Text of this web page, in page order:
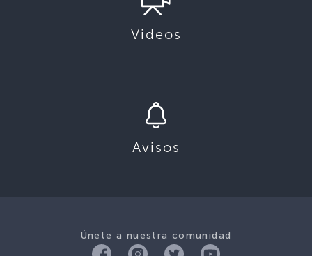
Videos
Avisos
Únete a nuestra comunidad